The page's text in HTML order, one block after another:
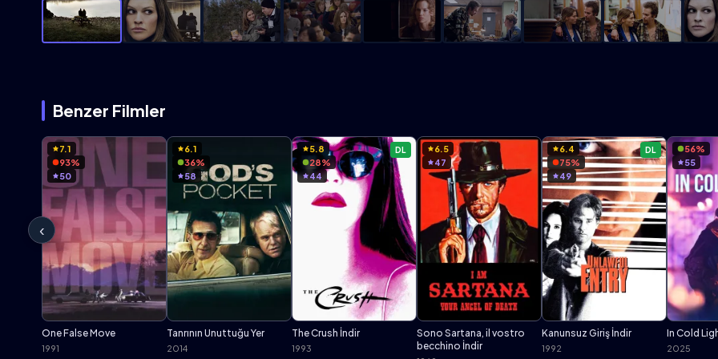
Benzer Filmler
‹
7.1
93%
50
One False Move
1991
6.1
36%
58
Tanrının Unuttuğu Yer
2014
DL
5.8
28%
44
The Crush İndir
1993
6.5
47
Sono Sartana, il vostro
becchino İndir
DL
6.4
75%
49
Kanunsuz Giriş İndir
1992
56%
55
In Cold
2025